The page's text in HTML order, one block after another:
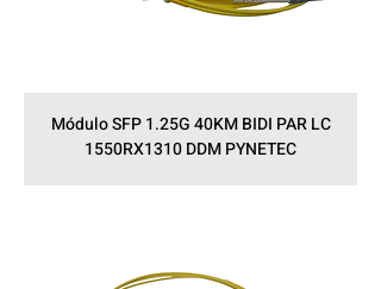
Módulo SFP 1.25G 40KM BIDI PAR LC
1550RX1310 DDM PYNETEC